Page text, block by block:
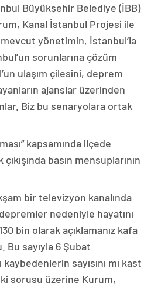
Büyükşehir Belediye (İBB)
Kanal İstanbul Projesi ile
mevcut yönetimin, İstanbul’la
sorunlarına çözüm
ulaşım çilesini, deprem
ajanslar üzerinden
Biz bu senaryolara ortak
kapsamında ilçede
basın mensuplarının
bir televizyon kanalında
nedeniyle hayatını
bin olarak açıklamanız kafa
Bu sayıyla 6 Şubat
sayısını mı kast
sorusu üzerine Kurum,